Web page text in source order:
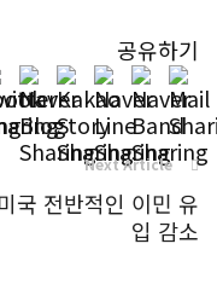
공유하기
Next Article
국 전반적인 이민 유
입 감소